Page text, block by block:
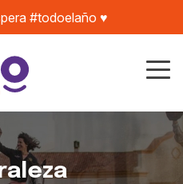
#todoelaño ♥️